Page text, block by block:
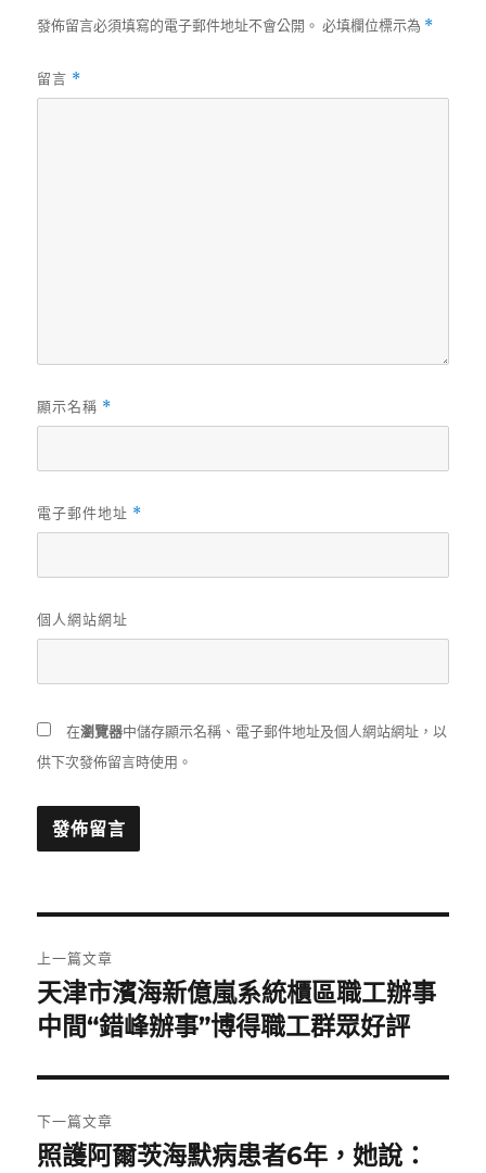
發佈留言必須填寫的電子郵件地址不會公開。 必填欄位標示為 *
留言 *
顯示名稱 *
電子郵件地址 *
個人網站網址
在瀏覽器中儲存顯示名稱、電子郵件地址及個人網站網址，以
供下次發佈留言時使用。
章
導
覽
上一篇文章
上
一
文
章:
天津市濱海新億嵐系統櫃區職工辦事
中間“錯峰辦事”博得職工群眾好評
下一篇文章
下
照護阿爾茨海默病患者6年，她說：